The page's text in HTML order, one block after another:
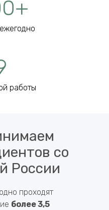
работы
со
России
проходят
более 3,5